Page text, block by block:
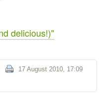
delicious!)"
17 August 2010, 17:09